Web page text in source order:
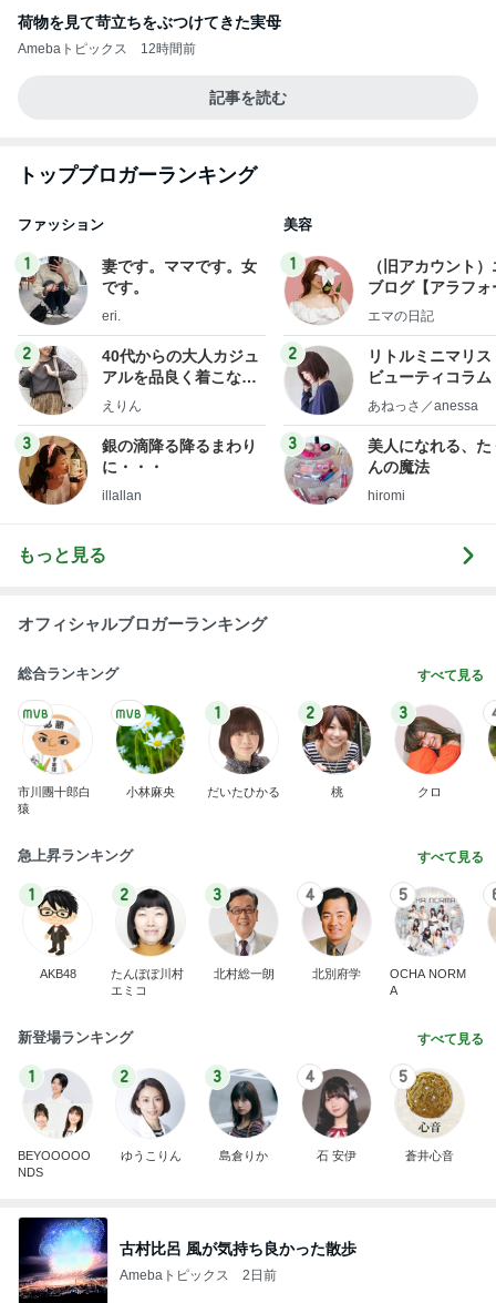
荷物を見て苛立ちをぶつけてきた実母
Amebaトピックス 12時間前
記事を読む
トップブロガーランキング
ファッション
1
妻です。ママです。女
です。
eri.
2
40代からの大人カジュ
アルを品良く着こなす
ファッションブログ
えりん
3
銀の滴降る降るまわり
に・・・
illallan
美容
1
（旧アカウント
ブログ【アラフォ
社売却セカンドラ
エマの日記
2
リトルミニマリス
ビューティコラ
little
あねっさ／anessa
3
美人になれる、た
んの魔法
hiromi
もっと見る
オフィシャルブロガーランキング
総合ランキング すべて見る
市川團十郎白
猿
小林麻央
1
だいたひかる
2
桃
3
クロ
急上昇ランキング すべて見る
1
AKB48
2
たんぽぽ川村
エミコ
3
北村総一朗
4
北別府学
5
OCHA NORM
A
新登場ランキング すべて見る
1
BEYOOOOO
NDS
2
ゆうこりん
3
島倉りか
4
石 安伊
5
蒼井心音
古村比呂 風が気持ち良かった散歩
Amebaトピックス 2日前